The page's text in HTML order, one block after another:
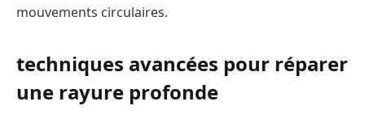
mouvements circulaires.
techniques avancées pour réparer
une rayure profonde